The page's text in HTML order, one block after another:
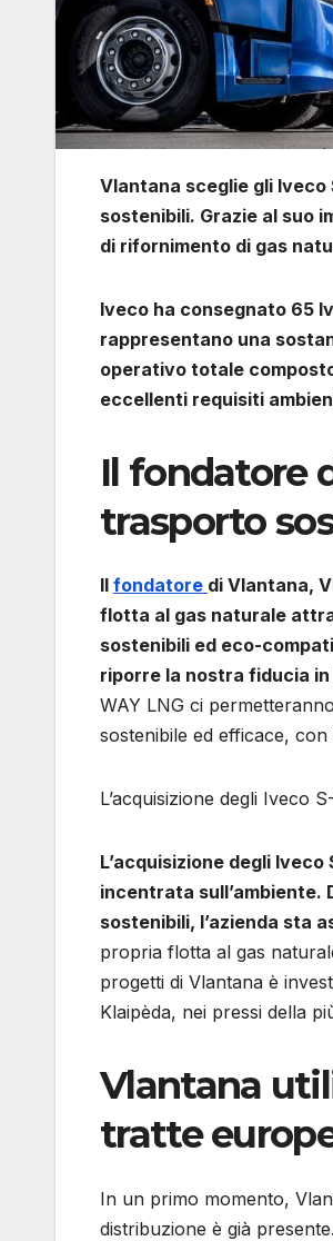
Vlantana sceglie gli
sostenibili. Grazie al suo
di rifornimento di gas
Iveco ha consegnato 65
rappresentano una
operativo totale
eccellenti requisiti
Il fondatore
trasporto
Il fondatore di Vlantana,
flotta al gas naturale
sostenibili ed eco-
riporre la nostra fiducia
WAY LNG ci
sostenibile ed efficace, con
L’acquisizione degli Iveco
L’acquisizione degli
incentrata
sostenibili, l’azienda sta
propria flotta al gas
progetti di Vlantana è
Klaipèda, nei pressi della
Vlantana
tratte
In un primo momento,
distribuzione è già presente.